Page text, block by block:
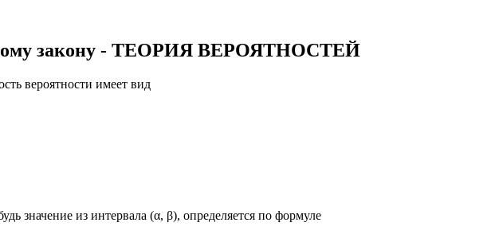
закону - ТЕОРИЯ ВЕРОЯТНОСТЕЙ
вероятности имеет вид
значение из интервала (α, β), определяется по формуле